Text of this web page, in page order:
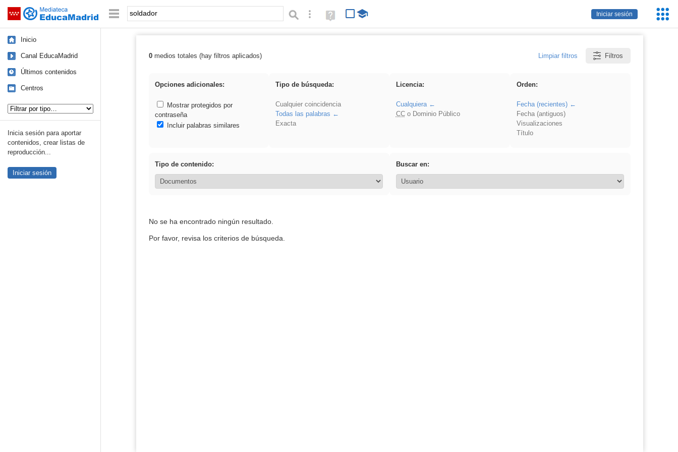
Saltar navegación
Iniciar sesión
Palabra o frase: Búsqueda avanzada
Ayuda
(en
Inicio
Canal EducaMadrid
Últimos contenidos
Centros
Inicia sesión para aportar
contenidos, crear listas de
reproducción...
Iniciar sesión
Resultados de: soldador
0medios totales (hay filtros aplicados) Limpiar filtros Filtros
Opciones adicionales:
Mostrar protegidos por
contraseña
Incluir palabras similares
Tipo de búsqueda:
Cualquier coincidencia
Todas las palabras
Exacta
Licencia:
Cualquiera
CCo Dominio Público
Orden:
Fecha (recientes)
Fecha (antiguos)
Visualizaciones
Título
Tipo de contenido: Buscar en:
No se ha encontrado ningún resultado.
Por favor, revisa los criterios de búsqueda.